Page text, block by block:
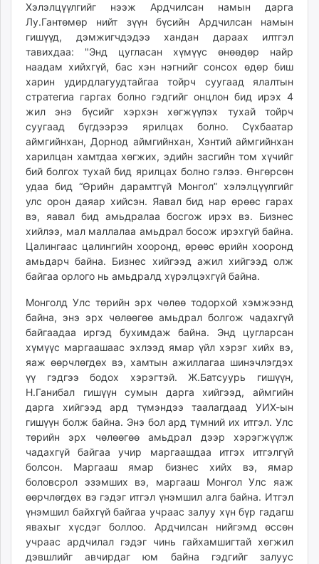
tvmongolia.mn
mass.mn
unegui.mn
assa.mn
toim.mn
tac.mn
paparazzi.mn
unread.today
Хэлэлцүүлгийг нээж Ардчилсан намын дарга
Лу.Гантөмөр нийт зүүн бүсийн Ардчилсан намын
гишүүд, дэмжигчдэдээ хандан дараах илтгэл
тавихдаа: "Энд цугласан хүмүүс өнөөдөр найр
наадам хийхгүй, бас хэн нэгнийг сонсох өдөр биш
харин удирдлагуудтайгаа тойрч суугаад ялалтын
стратегиа гаргах болно гэдгийг онцлон бид ирэх 4
жил энэ бүсийг хэрхэн хөгжүүлэх тухай тойрч
суугаад бүгдээрээ ярилцах болно. Сүхбаатар
аймгийнхан, Дорнод аймгийнхан, Хэнтий аймгийнхан
харилцан хамтдаа хөгжих, эдийн засгийн том хүчийг
бий болгох тухай бид ярилцах болно гэлээ. Өнгөрсөн
удаа бид “Өрийн дарамтгүй Монгол” хэлэлцүүлгийг
улс орон даяар хийсэн. Яавал бид нар өрөөс гарах
вэ, яавал бид амьдралаа босгож ирэх вэ. Бизнес
хийлээ, мал маллалаа амьдрал босож ирэхгүй байна.
Цалингаас цалингийн хооронд, өрөөс өрийн хооронд
амьдарч байна. Бизнес хийгээд ажил хийгээд олж
байгаа орлого нь амьдралд хүрэлцэхгүй байна.
Монголд Улс төрийн эрх чөлөө тодорхой хэмжээнд
байна, энэ эрх чөлөөгөө амьдрал болгож чадахгүй
байгаадаа иргэд бухимдаж байна. Энд цугларсан
хүмүүс маргаашаас эхлээд ямар үйл хэрэг хийх вэ,
яаж өөрчлөгдөх вэ, хамтын ажиллагаа шинэчлэгдэх
үү гэдгээ бодох хэрэгтэй. Ж.Батсуурь гишүүн,
Н.Ганибал гишүүн сумын дарга хийгээд, аймгийн
дарга хийгээд ард түмэндээ таалагдаад УИХ-ын
гишүүн болж байна. Энэ бол ард түмний их итгэл. Улс
төрийн эрх чөлөөгөө амьдрал дээр хэрэгжүүлж
чадахгүй байгаа учир маргаашдаа итгэх итгэлгүй
болсон. Маргааш ямар бизнес хийх вэ, ямар
боловсрол эзэмших вэ, маргааш Монгол Улс яаж
өөрчлөгдөх вэ гэдэг итгэл үнэмшил алга байна. Итгэл
үнэмшил байхгүй байгаа учраас залуу хүн бүр гадагш
явахыг хүсдэг боллоо. Ардчилсан нийгэмд өссөн
учраас ардчилал гэдэг чинь гайхамшигтай хөгжил
дэвшлийг авчирдаг юм байна гэдгийг залуус